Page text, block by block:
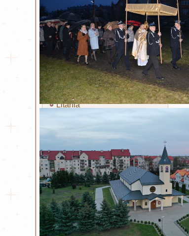
Nowenna
Odpust zupełny
Miłosierdzie Boże
Kult Miłosierdzia Bożego
Obraz Jezusa Miłosiernego
Koronka
Litania
Święty Jan Paweł II
Życiorys
Modlitwa i Litania
Wiersze
Bł. ks. Michał Sopoćko